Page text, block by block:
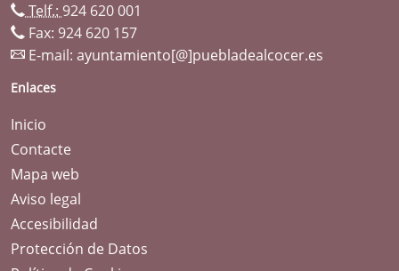
Telf.: 924 620 001
Fax: 924 620 157
E-mail: ayuntamiento[@]puebladealcocer.es
Enlaces
Inicio
Contacte
Mapa web
Aviso legal
Accesibilidad
Protección de Datos